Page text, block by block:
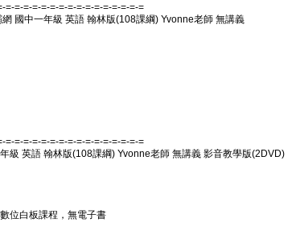
=-=-=-=-=-=-=-=-=-=-=-=-=-=-=-=
國中一年級 英語 翰林版(108課綱) Yvonne老師 無講義
=-=-=-=-=-=-=-=-=-=-=-=-=-=-=-=
級 英語 翰林版(108課綱) Yvonne老師 無講義 影音教學版(2DVD)
位白板課程，無電子書